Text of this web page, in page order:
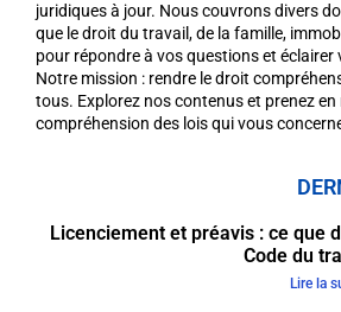
juridiques à jour. Nous couvrons divers
que le droit du travail, de la famille,
pour répondre à vos questions et éclairer
Notre mission : rendre le droit
tous. Explorez nos contenus et prenez
compréhension des lois qui vous
Licenciement et préavis : ce que
Code du
Lire la